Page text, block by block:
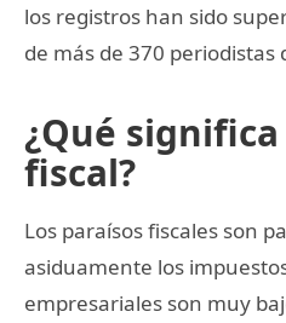
los registros han sido
de más de 370 periodistas
¿Qué
fiscal?
Los paraísos fiscales son
asiduamente los
empresariales son muy